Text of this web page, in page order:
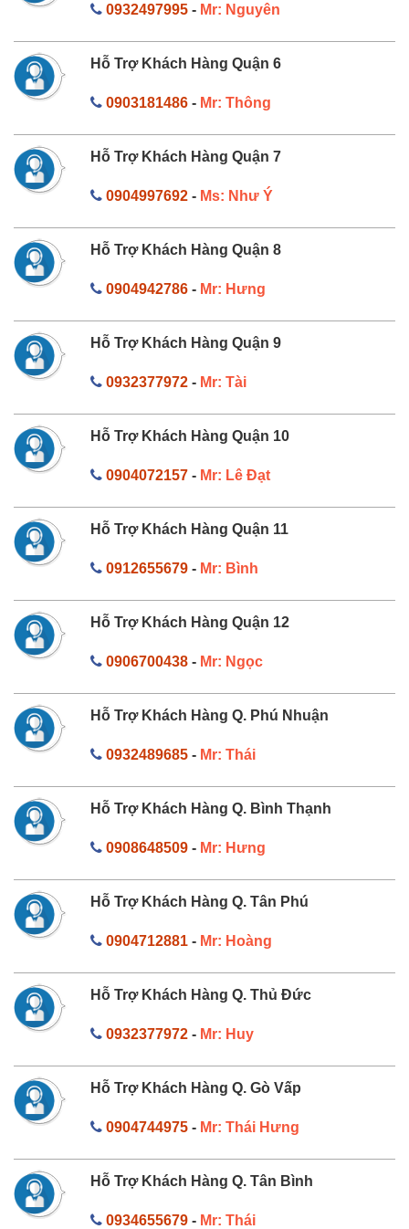
0932497995- Mr: Nguyên
Hỗ Trợ Khách Hàng Quận 6
0903181486- Mr: Thông
Hỗ Trợ Khách Hàng Quận 7
0904997692- Ms: Như Ý
Hỗ Trợ Khách Hàng Quận 8
0904942786- Mr: Hưng
Hỗ Trợ Khách Hàng Quận 9
0932377972- Mr: Tài
Hỗ Trợ Khách Hàng Quận 10
0904072157- Mr: Lê Đạt
Hỗ Trợ Khách Hàng Quận 11
0912655679- Mr: Bình
Hỗ Trợ Khách Hàng Quận 12
0906700438- Mr: Ngọc
Hỗ Trợ Khách Hàng Q. Phú Nhuận
0932489685- Mr: Thái
Hỗ Trợ Khách Hàng Q. Bình Thạnh
0908648509- Mr: Hưng
Hỗ Trợ Khách Hàng Q. Tân Phú
0904712881- Mr: Hoàng
Hỗ Trợ Khách Hàng Q. Thủ Đức
0932377972- Mr: Huy
Hỗ Trợ Khách Hàng Q. Gò Vấp
0904744975- Mr: Thái Hưng
Hỗ Trợ Khách Hàng Q. Tân Bình
0934655679- Mr: Thái